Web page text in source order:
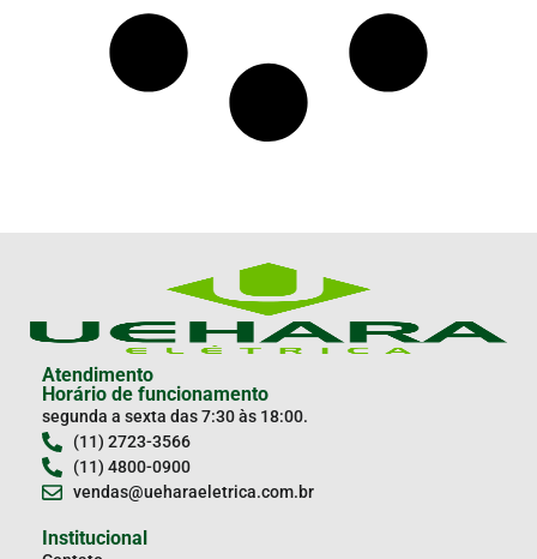
Atendimento
Horário de funcionamento
segunda a sexta das 7:30 às 18:00.
(11) 2723-3566
(11) 4800-0900
vendas@ueharaeletrica.com.br
Institucional